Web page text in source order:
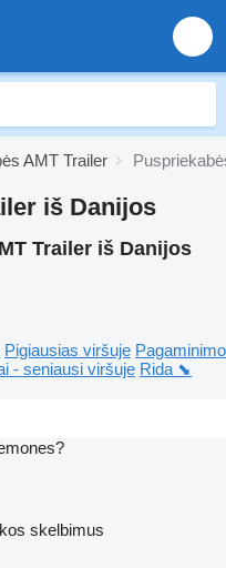
AMT Trailer
iš Danijos
Trailer iš Danijos
Pigiausias viršuje Pagaminimo
- seniausi viršuje Rida ⬊
skelbimus